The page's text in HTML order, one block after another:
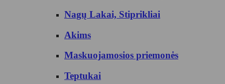
Nagų Lakai, Stiprikliai
Akims
Maskuojamosios priemonės
Teptukai